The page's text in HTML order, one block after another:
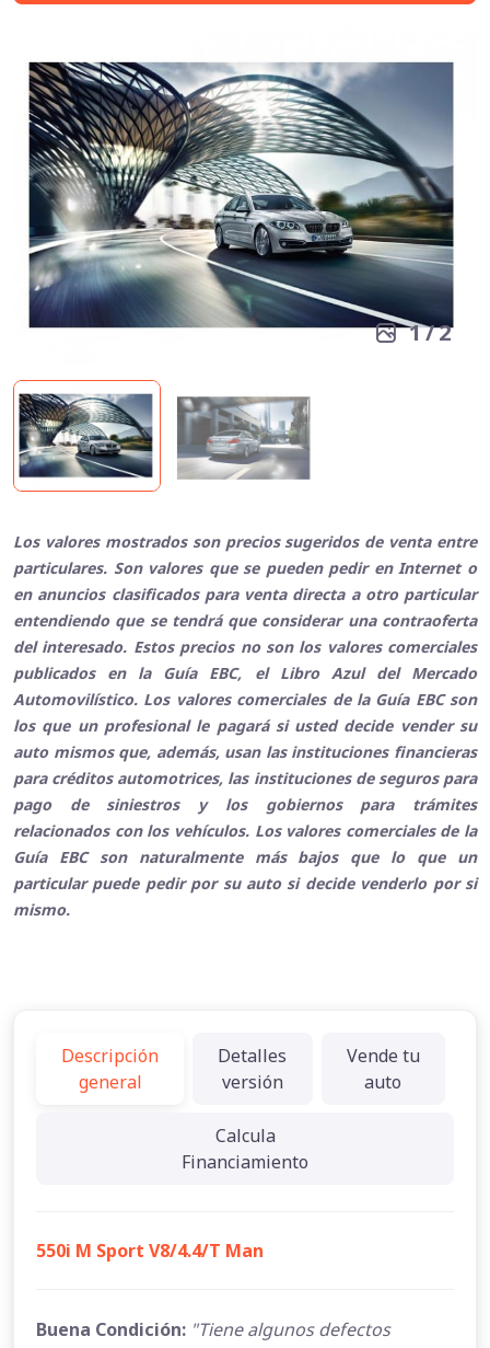
1/2
Los valores mostrados son precios sugeridos de venta entre
particulares. Son valores que se pueden pedir en Internet o
en anuncios clasificados para venta directa a otro particular
entendiendo que se tendrá que considerar una contraoferta
del interesado. Estos precios no son los valores comerciales
publicados en la Guía EBC, el Libro Azul del Mercado
Automovilístico. Los valores comerciales de la Guía EBC son
los que un profesional le pagará si usted decide vender su
auto mismos que, además, usan las instituciones financieras
para créditos automotrices, las instituciones de seguros para
pago de siniestros y los gobiernos para trámites
relacionados con los vehículos. Los valores comerciales de la
Guía EBC son naturalmente más bajos que lo que un
particular puede pedir por su auto si decide venderlo por si
mismo.
Descripción
general
Detalles
versión
Vende tu
auto
Calcula
Financiamiento
550i M Sport V8/4.4/T Man
Buena Condición: "Tiene algunos defectos